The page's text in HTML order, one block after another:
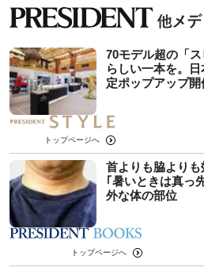
70モデル超の「
らしい一本を。
定ポップアップ開
トップページへ
首よりも脇より
｢暑いときは真っ
外な体の部位
トップページへ